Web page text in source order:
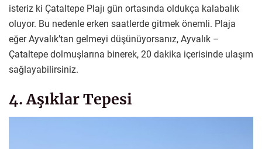
isteriz ki Çataltepe Plajı gün ortasında oldukça kalabalık
oluyor. Bu nedenle erken saatlerde gitmek önemli. Plaja
eğer Ayvalık’tan gelmeyi düşünüyorsanız, Ayvalık –
Çataltepe dolmuşlarına binerek, 20 dakika içerisinde ulaşım
sağlayabilirsiniz.
4. Aşıklar Tepesi